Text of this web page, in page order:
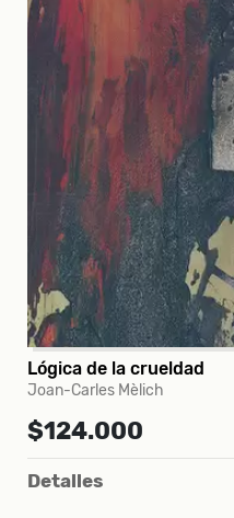
Lógica de la crueldad
Joan-Carles Mèlich
$124.000
Detalles